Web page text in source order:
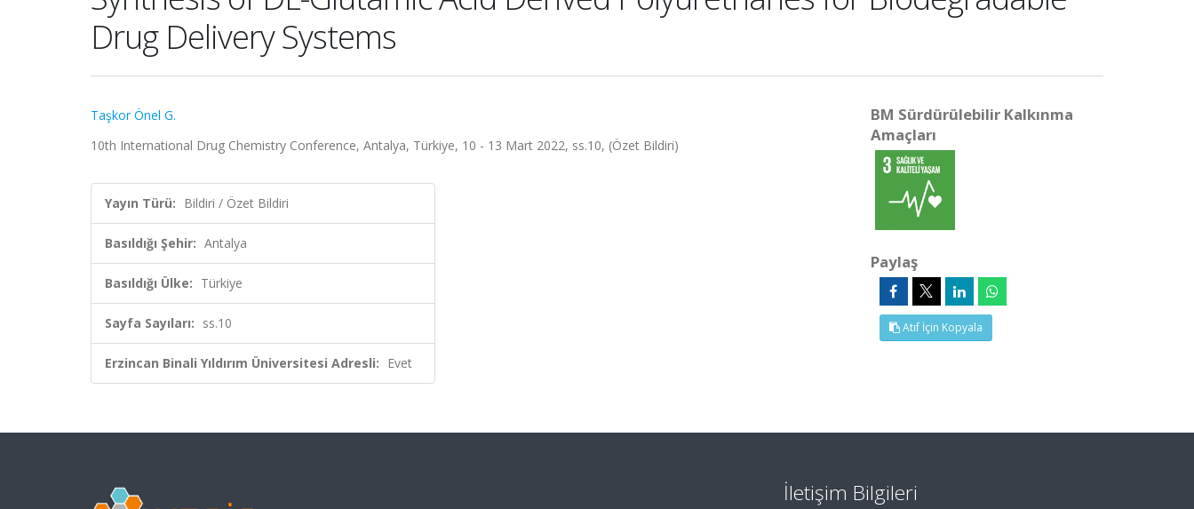
Drug Delivery Systems
Taşkor Önel G.
10th International Drug Chemistry Conference, Antalya, Türkiye, 10 - 13 Mart 2022, ss.10, (Özet Bildiri)
Yayın Türü: Bildiri / Özet Bildiri
Basıldığı Şehir: Antalya
Basıldığı Ülke: Türkiye
Sayfa Sayıları: ss.10
Erzincan Binali Yıldırım Üniversitesi Adresli: Evet
BM Sürdürülebilir Kalkınma
Amaçları
Paylaş
Atıf İçin Kopyala
İletişim Bilgileri